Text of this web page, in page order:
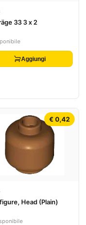
33 3 x 2
Aggiungi
€ 0,42
Head (Plain)